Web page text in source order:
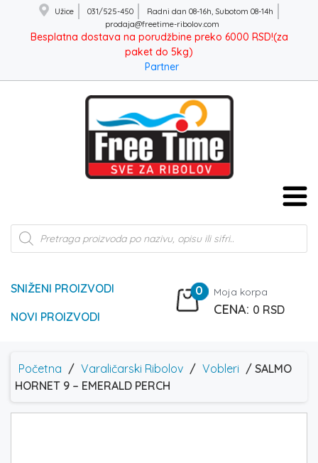
Užice 031/525-450
Radni dan 08-16h, Subotom 08-14h
prodaja@freetime-ribolov.com
Besplatna dostava na porudžbine preko 6000 RSD!(za
paket do 5kg)
Partner
Products
search
SNIŽENI PROIZVODI
NOVI PROIZVODI
0 Moja korpa
0 RSD
Početna / Varaličarski Ribolov / Vobleri / SALMO
HORNET 9 – EMERALD PERCH